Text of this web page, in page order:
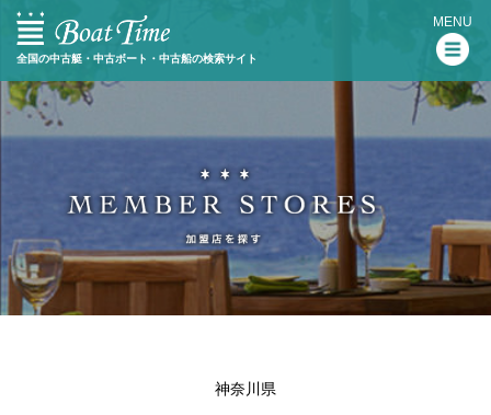
全国の中古艇・中古ボート・中古船の検索サイト
MENU
神奈川県